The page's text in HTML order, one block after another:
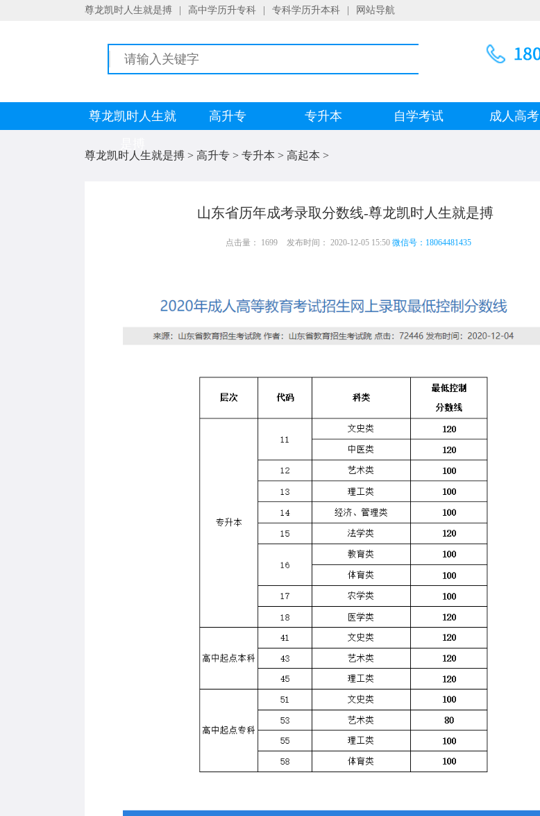
尊龙凯时人生就是搏 高中学历升专科 专科学历升本科 网站导航
尊龙凯时人生就
高升专 专升本 自学考试 成人高考
尊龙凯时人生就是搏 > 高升专 > 专升本 > 高起本 >
山东省历年成考录取分数线-尊龙凯时人生就是搏
点击量： 1699 发布时间： 2020-12-05 15:50 微信号：18064481435